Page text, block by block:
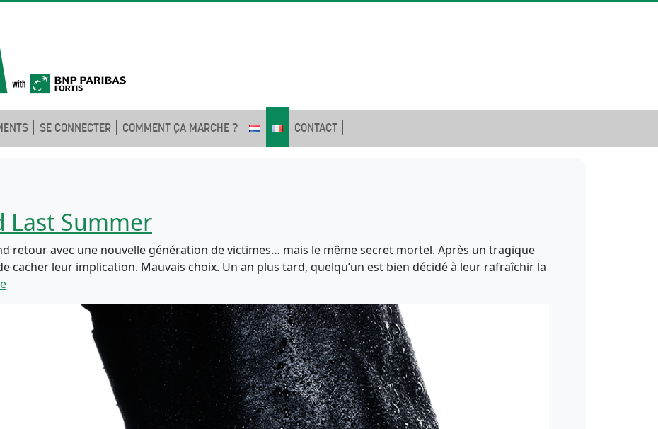
SE CONNECTER COMMENT ÇA MARCHE ? CONTACT
Last Summer
retour avec une nouvelle génération de victimes… mais le même secret mortel. Après un tragique
cacher leur implication. Mauvais choix. Un an plus tard, quelqu’un est bien décidé à leur rafraîchir la